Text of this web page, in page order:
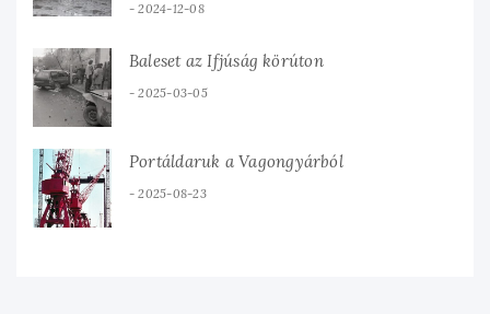
2024-12-08
Baleset az Ifjúság körúton
2025-03-05
Portáldaruk a Vagongyárból
2025-08-23